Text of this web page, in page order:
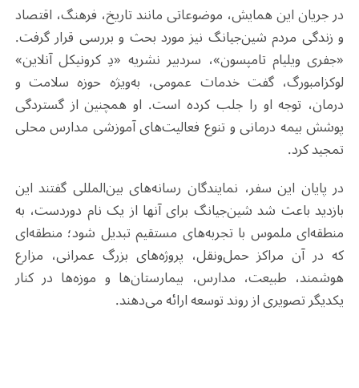
در جریان این همایش، موضوعاتی مانند تاریخ، فرهنگ، اقتصاد
و زندگی مردم شین‌جیانگ نیز مورد بحث و بررسی قرار گرفت.
«جفری ویلیام تامپسون»، سردبیر نشریه «دِ کرونیکل آنلاین»
لوکزامبورگ، گفت خدمات عمومی، به‌ویژه حوزه سلامت و
درمان، توجه او را جلب کرده است. او همچنین از گستردگی
پوشش بیمه درمانی و تنوع فعالیت‌های آموزشی مدارس محلی
تمجید کرد.
در پایان این سفر، نمایندگان رسانه‌های بین‌المللی گفتند این
بازدید باعث شد شین‌جیانگ برای آنها از یک نام دوردست، به
منطقه‌ای ملموس با تجربه‌های مستقیم تبدیل شود؛ منطقه‌ای
که در آن مراکز حمل‌ونقل، پروژه‌های بزرگ عمرانی، مزارع
هوشمند، طبیعت، مدارس، بیمارستان‌ها و موزه‌ها در کنار
یکدیگر تصویری از روند توسعه ارائه می‌دهند.